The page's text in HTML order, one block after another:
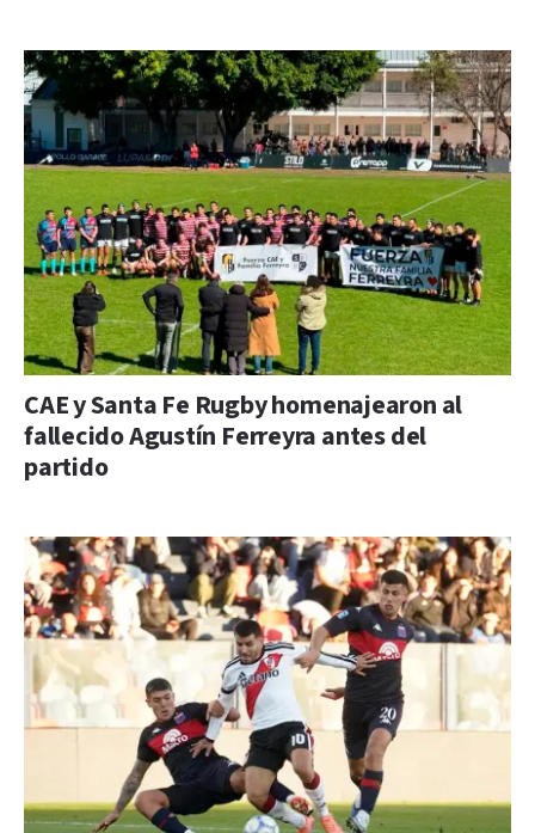
CAE y Santa Fe Rugby homenajearon al
fallecido Agustín Ferreyra antes del
partido